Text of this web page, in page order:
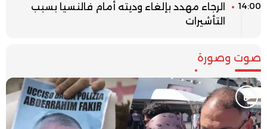
14:00
الرجاء مهدد بإلغاء وديته أمام فالنسيا بسبب
التأشيرات
صوت وصورة